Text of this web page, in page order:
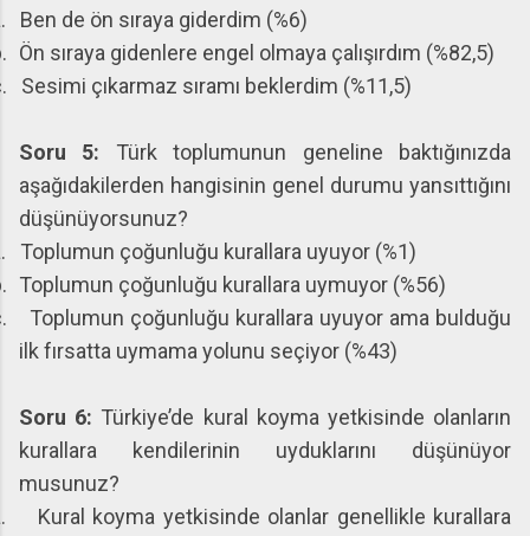
Ben de ön sıraya giderdim (%6)
Ön sıraya gidenlere engel olmaya çalışırdım (%82,5)
Sesimi çıkarmaz sıramı beklerdim (%11,5)
Soru 5: Türk toplumunun geneline baktığınızda
aşağıdakilerden hangisinin genel durumu yansıttığını
düşünüyorsunuz?
Toplumun çoğunluğu kurallara uyuyor (%1)
Toplumun çoğunluğu kurallara uymuyor (%56)
Toplumun çoğunluğu kurallara uyuyor ama bulduğu
ilk fırsatta uymama yolunu seçiyor (%43)
Soru 6: Türkiye’de kural koyma yetkisinde olanların
kurallara kendilerinin uyduklarını düşünüyor
musunuz?
Kural koyma yetkisinde olanlar genellikle kurallara